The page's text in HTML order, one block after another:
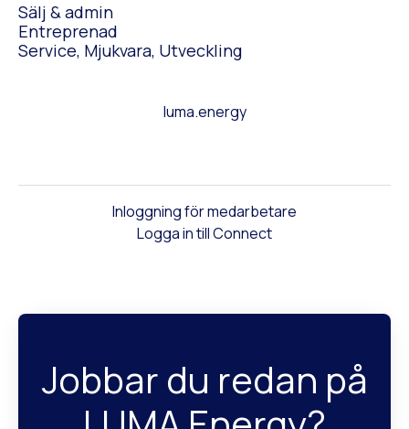
Sälj & admin
Entreprenad
Service, Mjukvara, Utveckling
luma.energy
Inloggning för medarbetare
Logga in till Connect
Jobbar du redan på